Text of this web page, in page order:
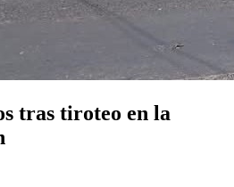
tras tiroteo en la